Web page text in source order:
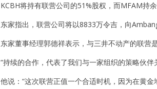
KCBH将持有联营公司的51%股权，而MFAM持余
东家指出，联营公司将以8833万令吉，向
东家董事经理郭德祥表示，与三井不动产的联营
“持续的合作，代表了我们与一家组织的策略伙
他说：“这次联营正值一个合适时机，因为在黄